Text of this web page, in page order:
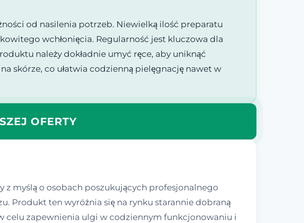
od nasilenia potrzeb. Niewielką ilość preparatu
wchłonięcia. Regularność jest kluczowa dla
należy dokładnie umyć ręce, aby uniknąć
skórze, co ułatwia codzienną pielęgnację nawet w
OFERTY
myślą o osobach poszukujących profesjonalnego
Produkt ten wyróżnia się na rynku starannie dobraną
celu zapewnienia ulgi w codziennym funkcjonowaniu i